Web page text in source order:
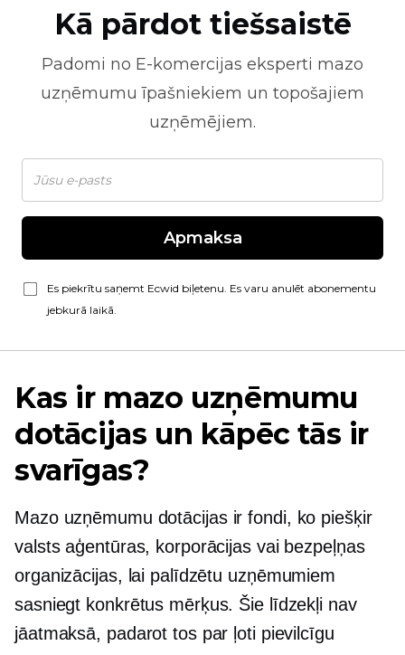
Kā pārdot tiešsaistē
Padomi no E-komercijas eksperti mazo
uzņēmumu īpašniekiem un topošajiem
uzņēmējiem.
Apmaksa
Es piekrītu saņemt Ecwid biļetenu. Es varu anulēt abonementu
jebkurā laikā.
Kas ir mazo uzņēmumu
dotācijas un kāpēc tās ir
svarīgas?
Mazo uzņēmumu dotācijas ir fondi, ko piešķir
valsts aģentūras, korporācijas vai bezpeļņas
organizācijas, lai palīdzētu uzņēmumiem
sasniegt konkrētus mērķus. Šie līdzekļi nav
jāatmaksā, padarot tos par ļoti pievilcīgu